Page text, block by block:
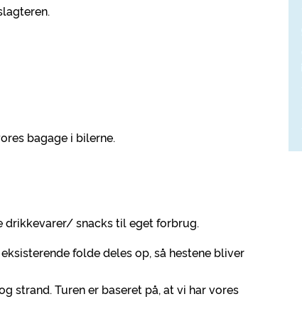
bagage i bilerne.
drikkevarer/ snacks til eget forbrug.
folde deles op, så hestene bliver
strand. Turen er baseret på, at vi har vores